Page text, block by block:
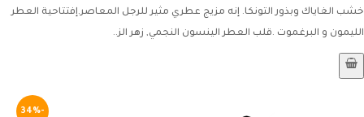
خشب الغاياك وبذور التونكا. إنه مزيج عطري مثير للرجل المعاصر.إفتتاحية العطر
الليمون و البرغموت .قلب العطر الينسون النجمي, زهر الز..
-34%